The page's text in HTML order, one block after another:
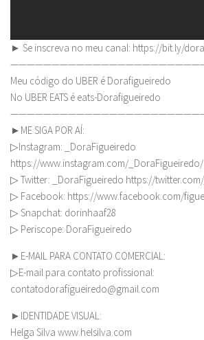
► Se inscreva no meu canal: https://bit.ly/
Meu código do UBER é Dorafigueiredo
No UBER EATS é eats-Dorafigueiredo
►ME SIGA POR AÍ:
▷Instagram: _DoraFigueiredo
https://www.instagram.com/_DoraFigueiredo/
▷ Twitter: _DoraFigueiredo https://
▷ Facebook: https://www.facebook.com/
▷ Snapchat: dorinhaaf28
▷ Periscope: DoraFigueiredo
►E-MAIL PARA CONTATO COMERCIAL:
▷E-mail para contato profissional:
contatodorafigueiredo@gmail.com
►IDENTIDADE VISUAL:
Helga Silva www.helsilva.com